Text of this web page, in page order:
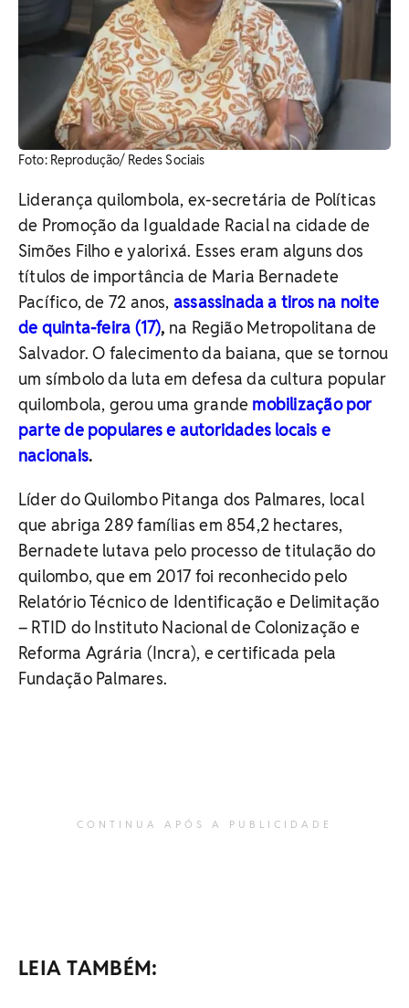
Foto: Reprodução/ Redes Sociais
Liderança quilombola, ex-secretária de Políticas
de Promoção da Igualdade Racial na cidade de
Simões Filho e yalorixá. Esses eram alguns dos
títulos de importância de Maria Bernadete
Pacífico, de 72 anos, assassinada a tiros na noite
de quinta-feira (17), na Região Metropolitana de
Salvador. O falecimento da baiana, que se tornou
um símbolo da luta em defesa da cultura popular
quilombola, gerou uma grande mobilização por
parte de populares e autoridades locais e
nacionais.
Líder do Quilombo Pitanga dos Palmares, local
que abriga 289 famílias em 854,2 hectares,
Bernadete lutava pelo processo de titulação do
quilombo, que em 2017 foi reconhecido pelo
Relatório Técnico de Identificação e Delimitação
– RTID do Instituto Nacional de Colonização e
Reforma Agrária (Incra), e certificada pela
Fundação Palmares.
CONTINUA APÓS A PUBLICIDADE
LEIA TAMBÉM: